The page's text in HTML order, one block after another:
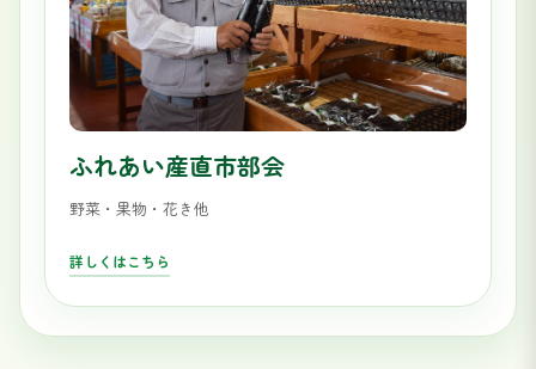
ふれあい産直市部会
野菜・果物・花き他
詳しくはこちら